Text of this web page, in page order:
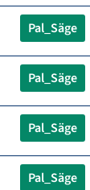
Pal_Säge
Pal_Säge
Pal_Säge
Pal_Säge